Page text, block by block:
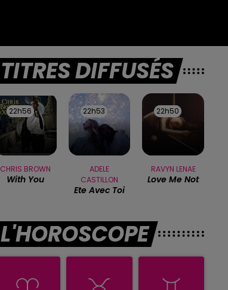
TITRES DIFFUSÉS
22h56
22h56
CHRIS BROWN
With You
22h53
22h53
ADELE
CASTILLON
Ete Avec Toi
22h50
22h50
RAVYN LENAE
Love Me Not
L'HOROSCOPE